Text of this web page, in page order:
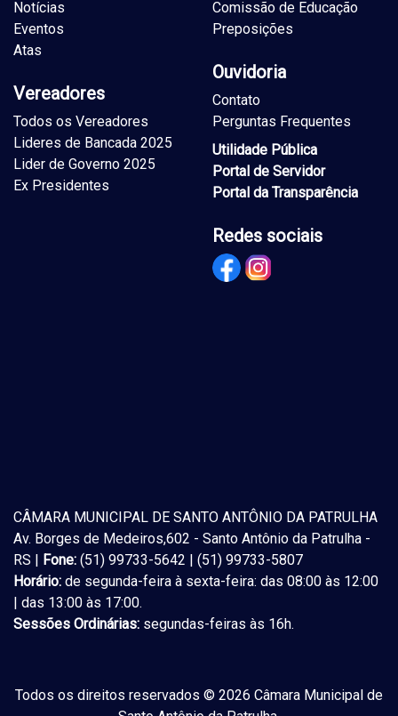
Notícias
Eventos
Atas
Vereadores
Todos os Vereadores
Lideres de Bancada 2025
Lider de Governo 2025
Ex Presidentes
Comissão de Educação
Preposições
Ouvidoria
Contato
Perguntas Frequentes
Utilidade Pública
Portal de Servidor
Portal da Transparência
Redes sociais
CÂMARA MUNICIPAL DE SANTO ANTÔNIO DA PATRULHA
Av. Borges de Medeiros,602 - Santo Antônio da Patrulha -
RS |
Fone: (51) 99733-5642 | (51) 99733-5807
Horário: de segunda-feira à sexta-feira: das 08:00 às 12:00
| das 13:00 às 17:00.
Sessões Ordinárias: segundas-feiras às 16h.
Todos os direitos reservados © 2026 Câmara Municipal de